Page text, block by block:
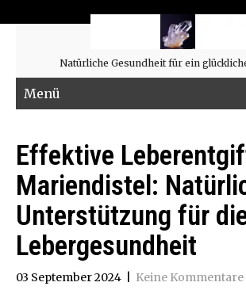
Natürliche Gesundheit für ein
Menü
Effektive
Mariendistel:
Unterstützung für
Lebergesundheit
03 September 2024 Keine Kommentare